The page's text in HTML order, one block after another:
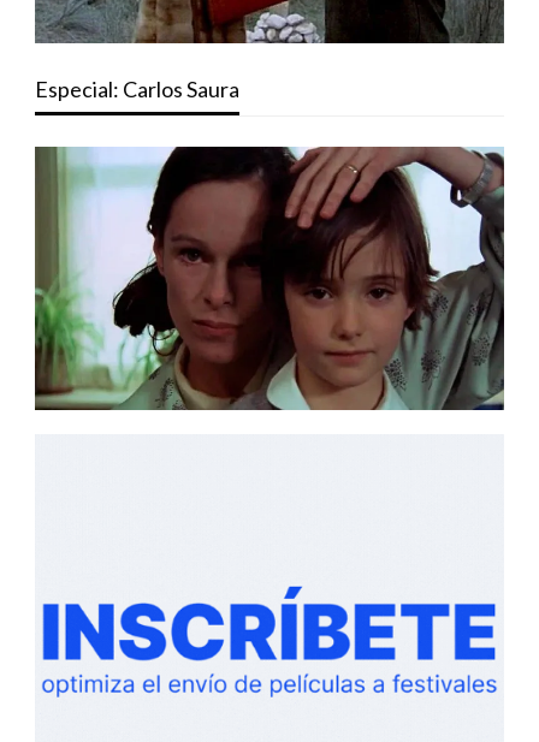
Especial: Carlos Saura